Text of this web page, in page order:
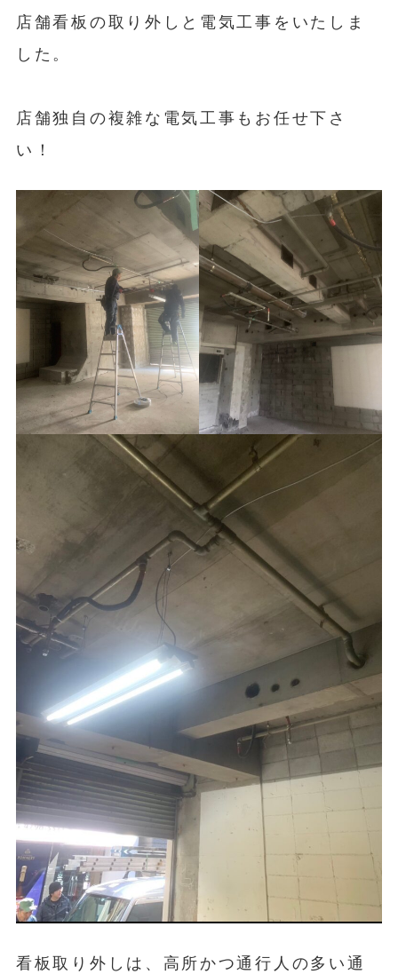
店舗看板の取り外しと電気工事をいたしま
した。
店舗独自の複雑な電気工事もお任せ下さ
い！
看板取り外しは、高所かつ通行人の多い通